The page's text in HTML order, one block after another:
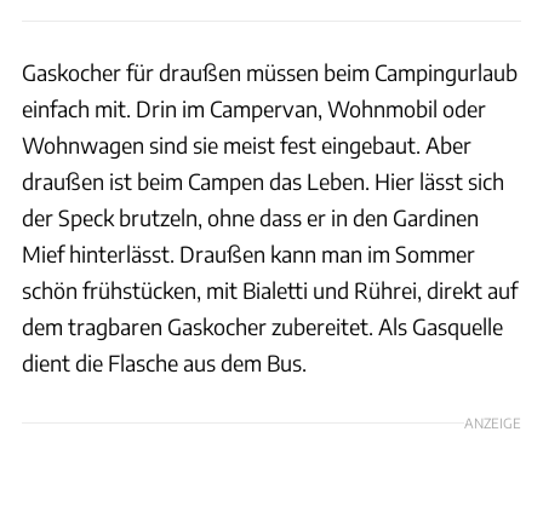
Gaskocher für draußen müssen beim Campingurlaub
einfach mit. Drin im Campervan, Wohnmobil oder
Wohnwagen sind sie meist fest eingebaut. Aber
draußen ist beim Campen das Leben. Hier lässt sich
der Speck brutzeln, ohne dass er in den Gardinen
Mief hinterlässt. Draußen kann man im Sommer
schön frühstücken, mit Bialetti und Rührei, direkt auf
dem tragbaren Gaskocher zubereitet. Als Gasquelle
dient die Flasche aus dem Bus.
ANZEIGE